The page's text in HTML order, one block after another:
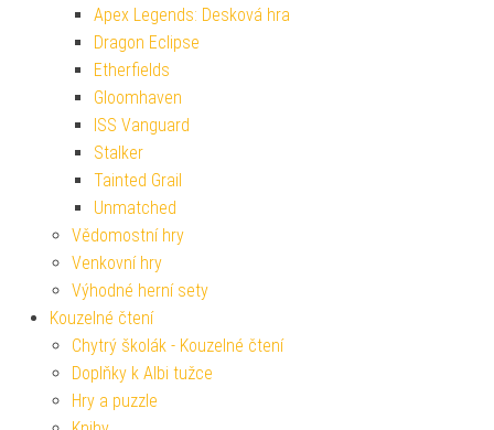
Apex Legends: Desková hra
Dragon Eclipse
Etherfields
Gloomhaven
ISS Vanguard
Stalker
Tainted Grail
Unmatched
Vědomostní hry
Venkovní hry
Výhodné herní sety
Kouzelné čtení
Chytrý školák - Kouzelné čtení
Doplňky k Albi tužce
Hry a puzzle